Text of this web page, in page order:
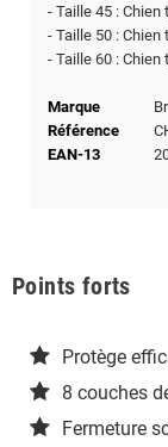
- Taille 45 :
- Taille 50 :
- Taille 60 :
Marque
Référence
EAN-13
Points forts
Protège
8 couches
Fermeture